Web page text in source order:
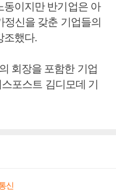
동이지만 반기업은 아
정신을 갖춘 기업들의
조했다.
회장을 포함한 기업
포스트 김디모데 기
신